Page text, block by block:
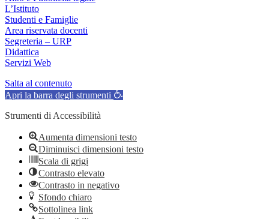
L’Istituto
Studenti e Famiglie
Area riservata docenti
Segreteria – URP
Didattica
Servizi Web
Salta al contenuto
Apri la barra degli strumenti
Strumenti di Accessibilità
Aumenta dimensioni testo
Diminuisci dimensioni testo
Scala di grigi
Contrasto elevato
Contrasto in negativo
Sfondo chiaro
Sottolinea link